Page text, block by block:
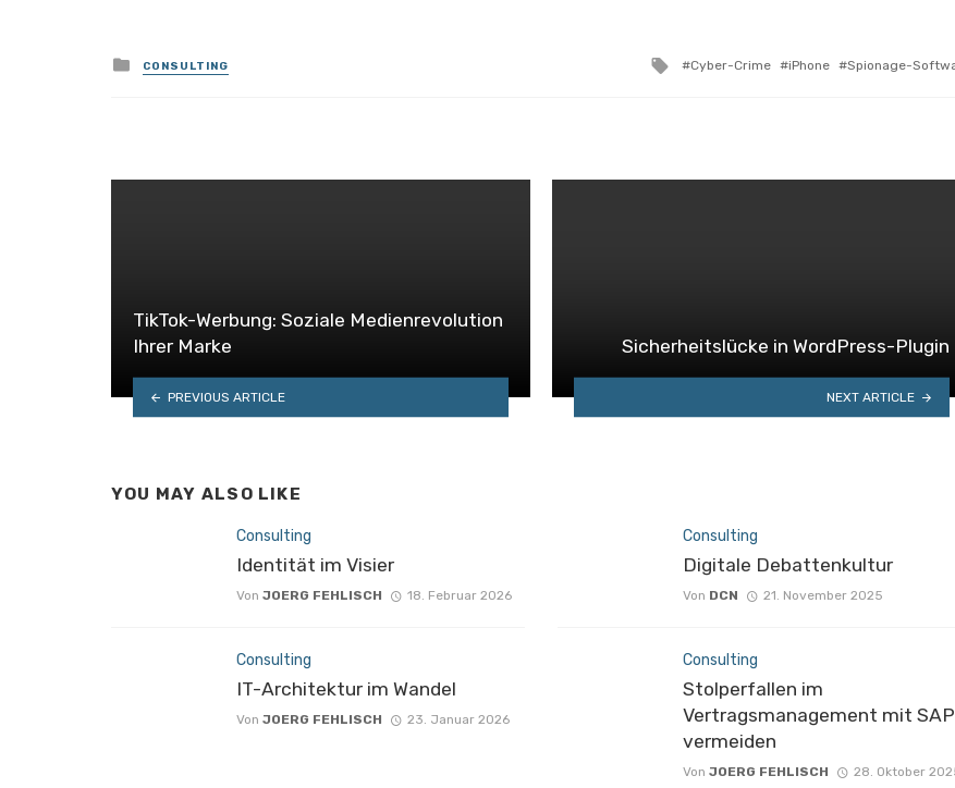
Posted
in
CONSULTING
Tagged
Cyber-Crime iPhone Spionage-
TikTok-Werbung: Soziale Medienrevolution
Ihrer Marke
PREVIOUS ARTICLE
Sicherheitslücke in WordPress-Plugin
NEXT ARTICLE
YOU MAY ALSO LIKE
Consulting
Identität im Visier
Von JOERG FEHLISCH 18. Februar 2026
Consulting
IT-Architektur im Wandel
Von JOERG FEHLISCH 23. Januar 2026
Consulting
Digitale Debattenkultur
Von DCN 21. November 2025
Consulting
Stolperfallen im
Vertragsmanagement mit SAP
vermeiden
Von JOERG FEHLISCH 28. Oktober